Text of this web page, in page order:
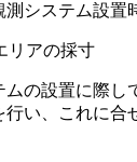
システム設置
アの採寸
ムの設置に際し
行い、これに合